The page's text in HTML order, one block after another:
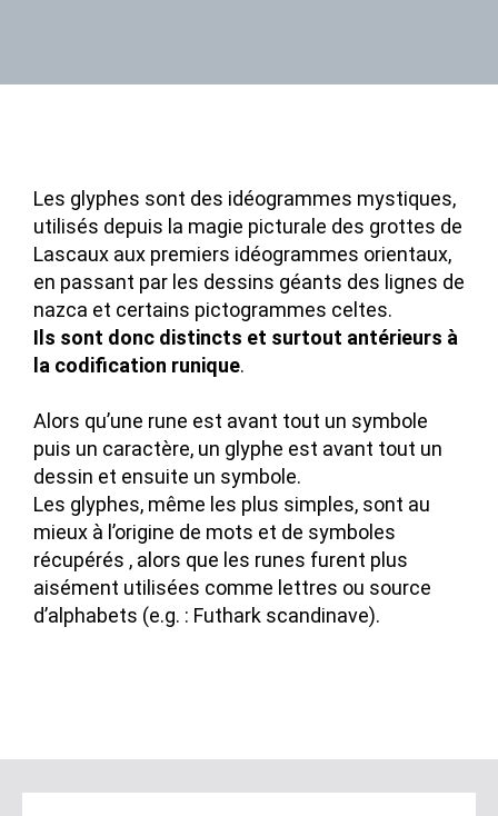
Les glyphes sont des idéogrammes mystiques,
utilisés depuis la magie picturale des grottes de
Lascaux aux premiers idéogrammes orientaux,
en passant par les dessins géants des lignes de
nazca et certains pictogrammes celtes.
Ils sont donc distincts et surtout antérieurs à
la codification runique.
Alors qu’une rune est avant tout un symbole
puis un caractère, un glyphe est avant tout un
dessin et ensuite un symbole.
Les glyphes, même les plus simples, sont au
mieux à l’origine de mots et de symboles
récupérés , alors que les runes furent plus
aisément utilisées comme lettres ou source
d’alphabets (e.g. : Futhark scandinave).